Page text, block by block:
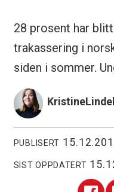
28 prosent har
trakassering i
siden i sommer.
Kristine
PUBLISERT
SIST OPPDATERT